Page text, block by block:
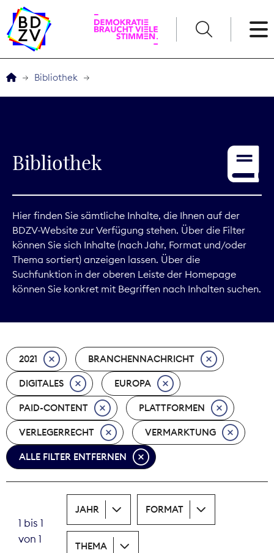
Service
Digitales
Kommunikation
Marktdaten
Nachhaltigkeit
Nachwuchs
Nova Award
Pressefreiheit
Print
Recht
Tarifpolitik
Bibliothek
Bibliothek
Hier finden Sie sämtliche Inhalte, die Ihnen auf der
BDZV-Website zur Verfügung stehen. Über die Filter
können Sie sich Inhalte (nach Jahr, Format und/oder
Thema sortiert) anzeigen lassen. Über die
Suchfunktion in der oberen Leiste der Homepage
können Sie konkret mit Begriffen nach Inhalten suchen.
2021 BRANCHENNACHRICHT
DIGITALES EUROPA
PAID-CONTENT PLATTFORMEN
VERLEGERRECHT VERMARKTUNG
ALLE FILTER ENTFERNEN
1 bis 1
von 1
JAHR FORMAT
THEMA